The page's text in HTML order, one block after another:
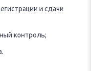
и сдачи
контроль;